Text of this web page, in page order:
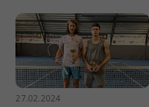
27.02.2024